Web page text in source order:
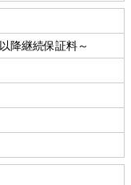
降継続保証料～